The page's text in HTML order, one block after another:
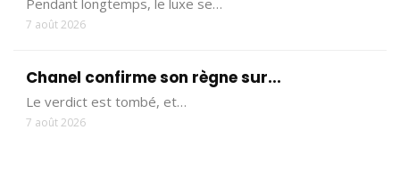
7 août 2026
Chanel confirme son règne sur...
Le verdict est tombé, et…
7 août 2026